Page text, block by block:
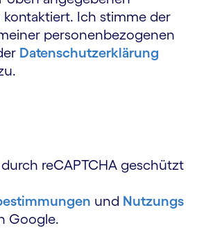
Ich stimme der
personen­bezogenen
Daten­schutz­erklärung
reCAPTCHA geschützt
und Nutzungs
Google.